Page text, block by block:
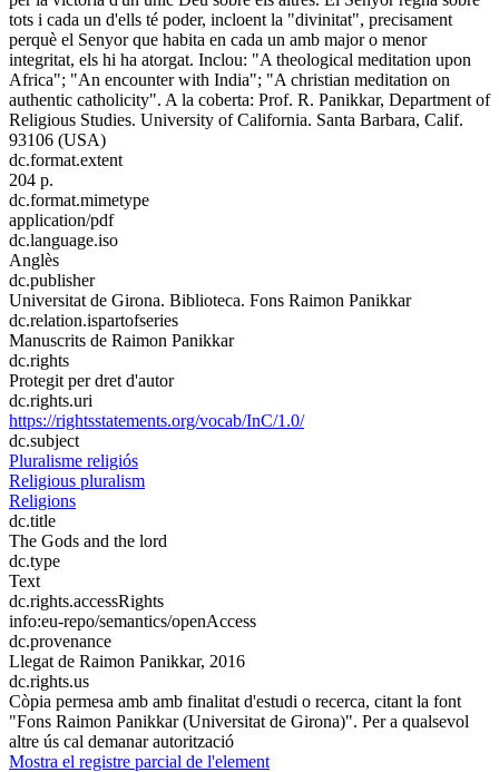
tots i cada un d'ells té poder, incloent la "divinitat", precisament
perquè el Senyor que habita en cada un amb major o menor
integritat, els hi ha atorgat. Inclou: "A theological meditation upon
Africa"; "An encounter with India"; "A christian meditation on
authentic catholicity". A la coberta: Prof. R. Panikkar, Department of
Religious Studies. University of California. Santa Barbara, Calif.
93106 (USA)
dc.format.extent
204 p.
dc.format.mimetype
application/pdf
dc.language.iso
Anglès
dc.publisher
Universitat de Girona. Biblioteca. Fons Raimon Panikkar
dc.relation.ispartofseries
Manuscrits de Raimon Panikkar
dc.rights
Protegit per dret d'autor
dc.rights.uri
https://rightsstatements.org/vocab/InC/1.0/
dc.subject
Pluralisme religiós
Religious pluralism
Religions
dc.title
The Gods and the lord
dc.type
Text
dc.rights.accessRights
info:eu-repo/semantics/openAccess
dc.provenance
Llegat de Raimon Panikkar, 2016
dc.rights.us
Còpia permesa amb amb finalitat d'estudi o recerca, citant la font
"Fons Raimon Panikkar (Universitat de Girona)". Per a qualsevol
altre ús cal demanar autorització
Mostra el registre parcial de l'element